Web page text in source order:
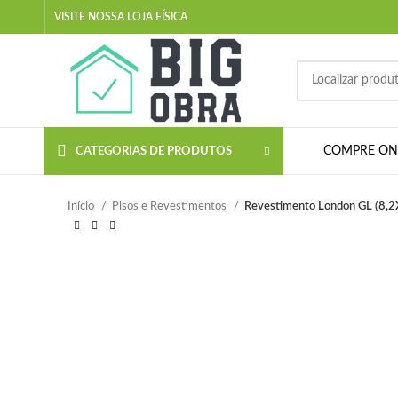
VISITE NOSSA LOJA FÍSICA
CATEGORIAS DE PRODUTOS COMPRE
Início Pisos e Revestimentos Revestimento London GL